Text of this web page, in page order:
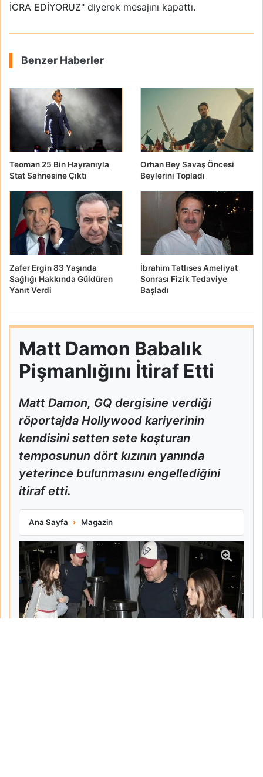
İCRA EDİYORUZ" diyerek mesajını kapattı.
Benzer Haberler
Teoman 25 Bin Hayranıyla
Stat Sahnesine Çıktı
Orhan Bey Savaş Öncesi
Beylerini Topladı
Zafer Ergin 83 Yaşında
Sağlığı Hakkında Güldüren
Yanıt Verdi
İbrahim Tatlıses Ameliyat
Sonrası Fizik Tedaviye
Başladı
Matt Damon Babalık
Pişmanlığını İtiraf Etti
Matt Damon, GQ dergisine verdiği
röportajda Hollywood kariyerinin
kendisini setten sete koşturan
temposunun dört kızının yanında
yeterince bulunmasını engellediğini
itiraf etti.
Ana Sayfa Magazin
Matt Damon Babalık Pişmanlığını İtiraf Etti